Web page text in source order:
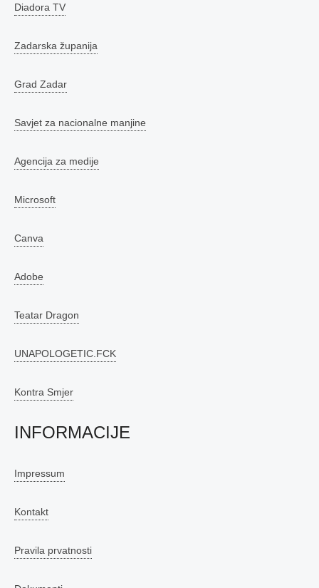
Diadora TV
Zadarska županija
Grad Zadar
Savjet za nacionalne manjine
Agencija za medije
Microsoft
Canva
Adobe
Teatar Dragon
UNAPOLOGETIC.FCK
Kontra Smjer
INFORMACIJE
Impressum
Kontakt
Pravila prvatnosti